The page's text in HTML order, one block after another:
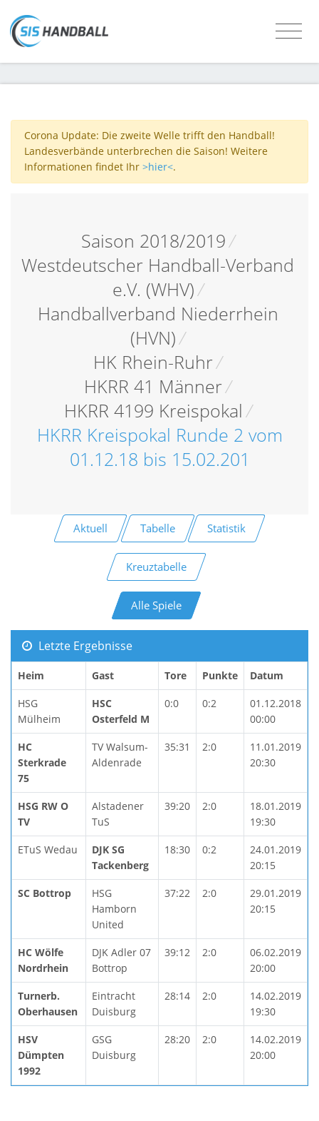
Corona Update: Die zweite Welle trifft den Handball!
Landesverbände unterbrechen die Saison! Weitere
Informationen findet Ihr >hier<.
Saison 2018/2019/
Westdeutscher Handball-Verband
e.V. (WHV)/
Handballverband Niederrhein
(HVN)/
HK Rhein-Ruhr/
HKRR 41 Männer/
HKRR 4199 Kreispokal/
HKRR Kreispokal Runde 2 vom
01.12.18 bis 15.02.201
Aktuell Tabelle Statistik
Kreuztabelle
Alle Spiele
Letzte Ergebnisse
Heim Gast Tore Punkte Datum
HSG
Mülheim
HSC
Osterfeld M
0:0 0:2
01.12.2018
00:00
HC
Sterkrade
75
TV Walsum-
Aldenrade
35:31 2:0
11.01.2019
20:30
HSG RW O
TV
Alstadener
TuS
39:20 2:0
18.01.2019
19:30
ETuS Wedau
DJK SG
Tackenberg
18:30 0:2
24.01.2019
20:15
SC Bottrop
HSG
Hamborn
United
37:22 2:0
29.01.2019
20:15
HC Wölfe
Nordrhein
DJK Adler 07
Bottrop
39:12 2:0
06.02.2019
20:00
Turnerb.
Oberhausen
Eintracht
Duisburg
28:14 2:0
14.02.2019
19:30
HSV
Dümpten
1992
GSG
Duisburg
28:20 2:0
14.02.2019
20:00